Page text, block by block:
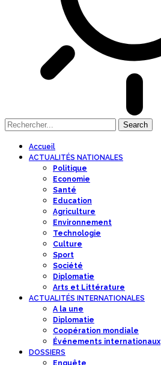
Accueil
ACTUALITÉS NATIONALES
Politique
Economie
Santé
Education
Agriculture
Environnement
Technologie
Culture
Sport
Société
Diplomatie
Arts et Littérature
ACTUALITÉS INTERNATIONALES
A la une
Diplomatie
Coopération mondiale
Événements internationaux
DOSSIERS
Enquête